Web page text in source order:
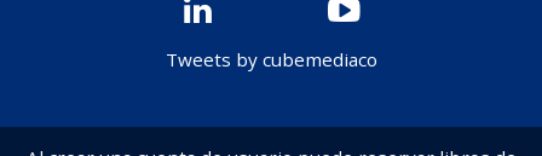
Tweets by cubemediaco